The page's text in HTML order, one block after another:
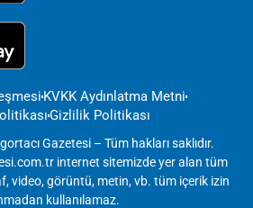
KVKK Aydınlatma Metni
Gizlilik Politikası
Gazetesi – Tüm hakları saklıdır.
internet sitemizde yer alan tüm
video, görüntü, metin, vb. tüm içerik izin
kullanılamaz.